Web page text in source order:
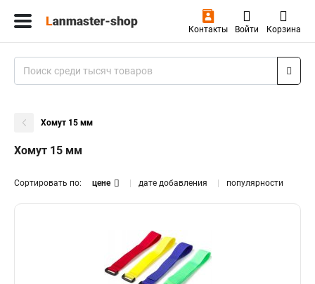
Контакты Войти Корзина
Хомут 15 мм
Хомут 15 мм
Сортировать по: цене дате добавления популярности